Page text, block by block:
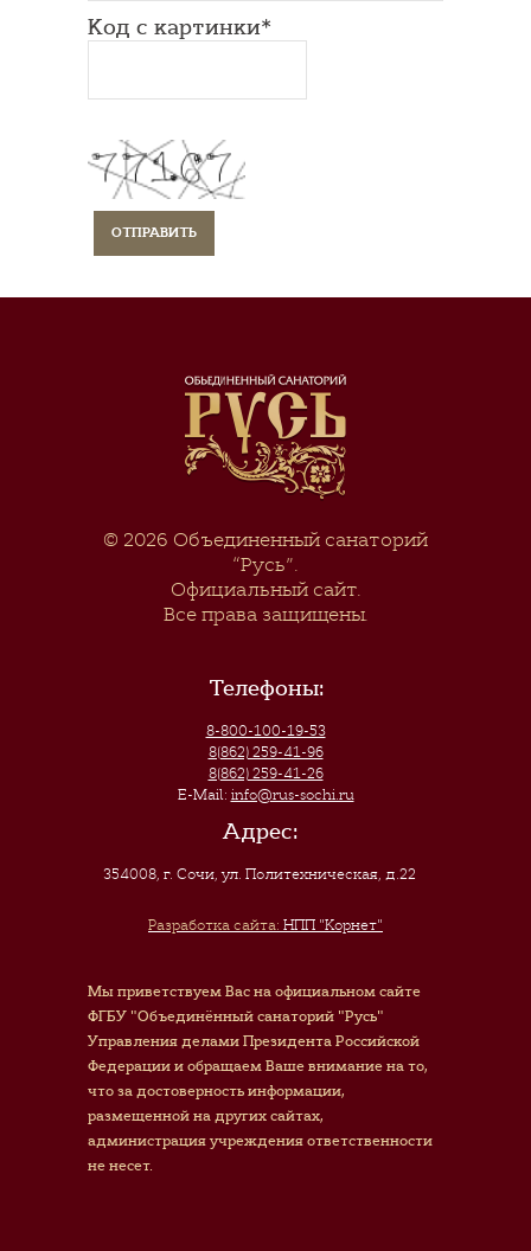
Код с картинки*
© 2026 Объединенный санаторий
“Русь”.
Официальный сайт.
Все права защищены.
Телефоны:
8-800-100-19-53
8(862) 259-41-96
8(862) 259-41-26
E-Mail: info@rus-sochi.ru
Адрес:
354008, г. Сочи,ул. Политехническая, д.22
Разработка сайта: НПП "Корнет"
Мы приветствуем Вас на официальном сайте
ФГБУ "Объединённый санаторий "Русь"
Управления делами Президента Российской
Федерации и обращаем Ваше внимание на то,
что за достоверность информации,
размещенной на других сайтах,
администрация учреждения ответственности
не несет.